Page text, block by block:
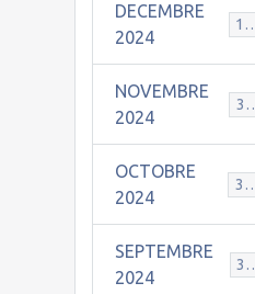
DECEMBRE
2024
19
NOVEMBRE
2024
30
OCTOBRE
2024
31
SEPTEMBRE
2024
30